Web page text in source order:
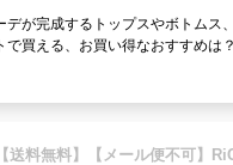
デが完成するトップスやボトムス
で買える、お買い得なおすすめは？